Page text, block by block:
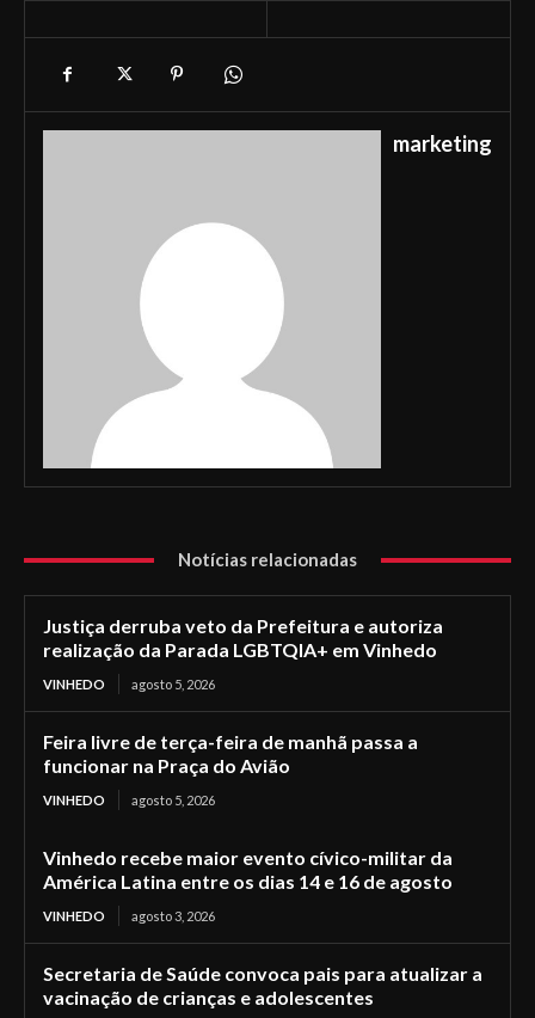
marketing
Notícias relacionadas
Justiça derruba veto da Prefeitura e autoriza
realização da Parada LGBTQIA+ em Vinhedo
VINHEDO agosto 5, 2026
Feira livre de terça-feira de manhã passa a
funcionar na Praça do Avião
VINHEDO agosto 5, 2026
Vinhedo recebe maior evento cívico-militar da
América Latina entre os dias 14 e 16 de agosto
VINHEDO agosto 3, 2026
Secretaria de Saúde convoca pais para atualizar a
vacinação de crianças e adolescentes